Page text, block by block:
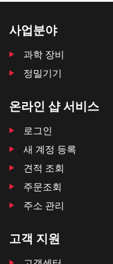
사업분야
과학 장비
정밀기기
온라인 샵 서비스
로그인
새 계정 등록
견적 조회
주문조회
주소 관리
고객 지원